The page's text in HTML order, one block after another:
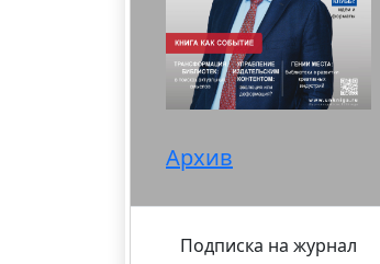
Архив
Подписка на журнал